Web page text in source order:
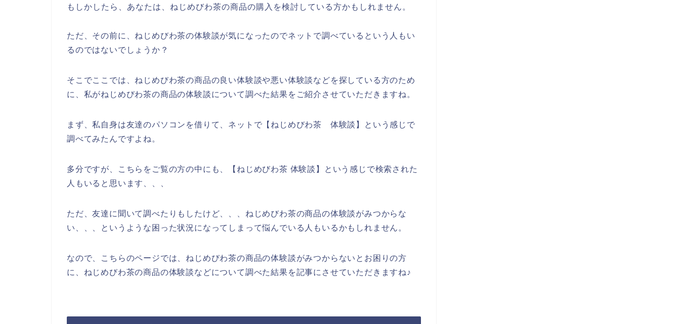
もしかしたら、あなたは、ねじめびわ茶の商品の購入を検討している方かもしれません。
ただ、その前に、ねじめびわ茶の体験談が気になったのでネットで調べているという人もい
るのではないでしょうか？
そこでここでは、ねじめびわ茶の商品の良い体験談や悪い体験談などを探している方のため
に、私がねじめびわ茶の商品の体験談について調べた結果をご紹介させていただきますね。
まず、私自身は友達のパソコンを借りて、ネットで【ねじめびわ茶 体験談】という感じで
調べてみたんですよね。
多分ですが、こちらをご覧の方の中にも、【ねじめびわ茶 体験談】という感じで検索された
人もいると思います、、、
ただ、友達に聞いて調べたりもしたけど、、、ねじめびわ茶の商品の体験談がみつからな
い、、、というような困った状況になってしまって悩んでいる人もいるかもしれません。
なので、こちらのページでは、ねじめびわ茶の商品の体験談がみつからないとお困りの方
に、ねじめびわ茶の商品の体験談などについて調べた結果を記事にさせていただきますね♪